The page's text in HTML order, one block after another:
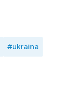
#ukraina